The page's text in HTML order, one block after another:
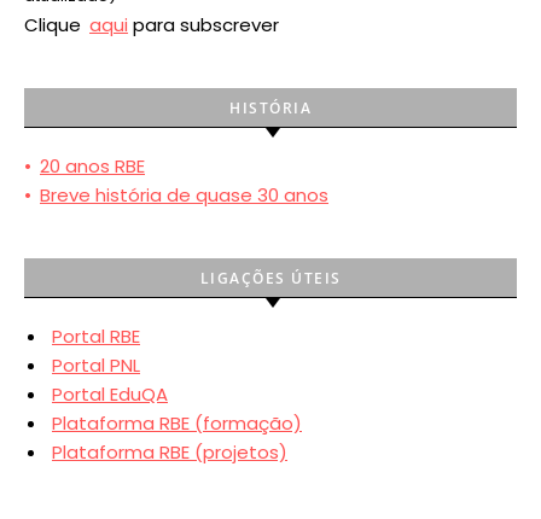
Clique aqui para subscrever
HISTÓRIA
• 20 anos RBE
• Breve história de quase 30 anos
LIGAÇÕES ÚTEIS
Portal RBE
Portal PNL
Portal EduQA
Plataforma RBE (formação)
Plataforma RBE (projetos)